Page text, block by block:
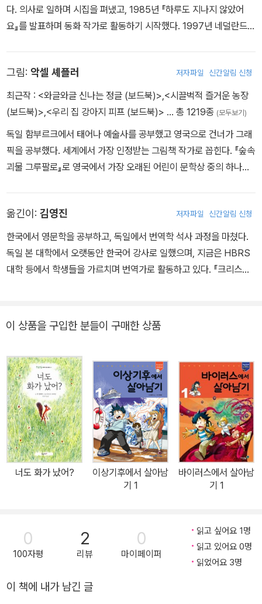
개미에게 "개미에게, 개미야, 개미에게..."라는 이상한 편지를 쓴다.
또, 주변 친구들을 헤아리는 마음이 너무나 강한 다람쥐는 모든 친구
독특한 느낌의 네달란드 동화다. 특히 간결하면서도 담백한 악셀 셰
플러의 삽화가 인상적이다.
다. 의사로 일하며 시집을 펴냈고, 1985년 『하루도 지나지 않았어
요』를 발표하며 동화 작가로 활동하기 시작했다. 1997년 네덜란드
탄테인 하위헌스상을 수상하며 세계적인 거장 반열에 올랐다. 현재까
지 동화, 시, 산문, 시나리오 등 80권이 넘는 책을 펴냈다. 특히 고슴
도치, 코끼리, 다람쥐 등 숲속 동물들을 통해 현대인의 내면을 그려낸
매되었으며 “작고 사소한 이야기 속에 세상에서 가장 심오한 진리를
담아낸다”라는 유럽 언론의 극찬과 함께 전 세계 25개국 독자들의 사
랑을 받았다. 한국에서는 『고슴도치의 소원』이 6만 부 이상 판매되며
큰 인기를 모았으며, 일본에서는 2017년 서점대상 번역소설 부문 1
위에 올랐다.
그림: 악셀 셰플러 저자파일 신간알림 신청
최근작 : <와글와글 신나는 정글 (보드북)>,<시끌벅적 즐거운 농장
(보드북)>,<우리 집 강아지 피프 (보드북)> … 총 1219종 (모두보기)
독일 함부르크에서 태어나 예술사를 공부했고 영국으로 건너가 그래
픽을 공부했다. 세계에서 가장 인정받는 그림책 작가로 꼽힌다. 『숲속
괴물 그루팔로』로 영국에서 가장 오래된 어린이 문학상 중의 하나인
숲」 시리즈, 『멋진 거인 조지』, 『달팽이와 고래의 모험』 등에 그림을
그렸다.
옮긴이: 김영진 저자파일 신간알림 신청
한국에서 영문학을 공부하고, 독일에서 번역학 석사 과정을 마쳤다.
독일 본 대학에서 오랫동안 한국어 강사로 일했으며, 지금은 HBRS
대학 등에서 학생들을 가르치며 번역가로 활동하고 있다. 『크리스마
줘!』, 『친구들은 어떻게 잠들까?』, 『생일 축하해, 생쥐야!』 등을 우리
이 상품을 구입한 분들이 구매한 상품
너도 화가 났어?
이상기후에서 살아남
기 1
바이러스에서 살아남
기 1
0
100자평
2
리뷰
0
마이페이퍼
읽고 싶어요 1명
읽고 있어요 0명
읽었어요 3명
이 책에 내가 남긴 글